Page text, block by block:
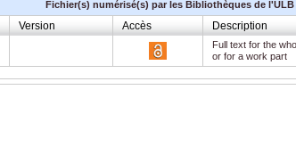
Fichier(s) numérisé(s) par les Bibliothèques de l'ULB
Version Accès Description
Full text for the
or for a work part